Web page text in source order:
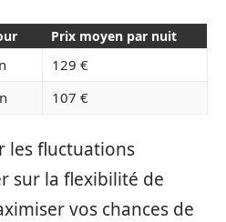
Prix moyen par nuit
129 €
107 €
les fluctuations
sur la flexibilité de
vos chances de